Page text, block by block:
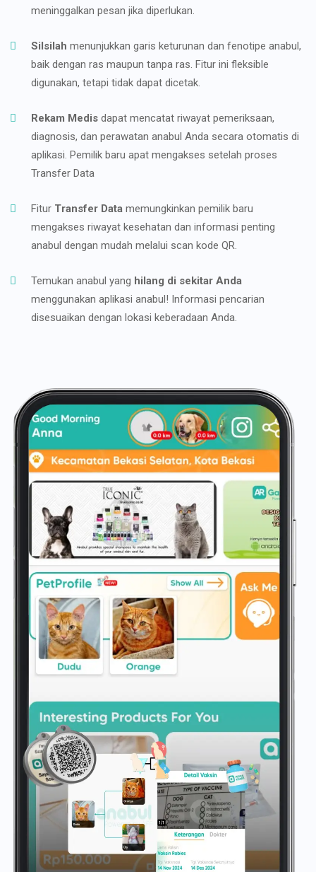
meninggalkan pesan jika diperlukan.
Silsilah menunjukkan garis keturunan dan fenotipe anabul,
baik dengan ras maupun tanpa ras. Fitur ini fleksible
digunakan, tetapi tidak dapat dicetak.
Rekam Medis dapat mencatat riwayat pemeriksaan,
diagnosis, dan perawatan anabul Anda secara otomatis di
aplikasi. Pemilik baru apat mengakses setelah proses
Transfer Data
Fitur Transfer Data memungkinkan pemilik baru
mengakses riwayat kesehatan dan informasi penting
anabul dengan mudah melalui scan kode QR.
Temukan anabul yang hilang di sekitar Anda
menggunakan aplikasi anabul! Informasi pencarian
disesuaikan dengan lokasi keberadaan Anda.